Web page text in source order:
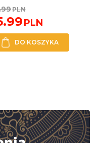
PLN
PLN
DO KOSZYKA